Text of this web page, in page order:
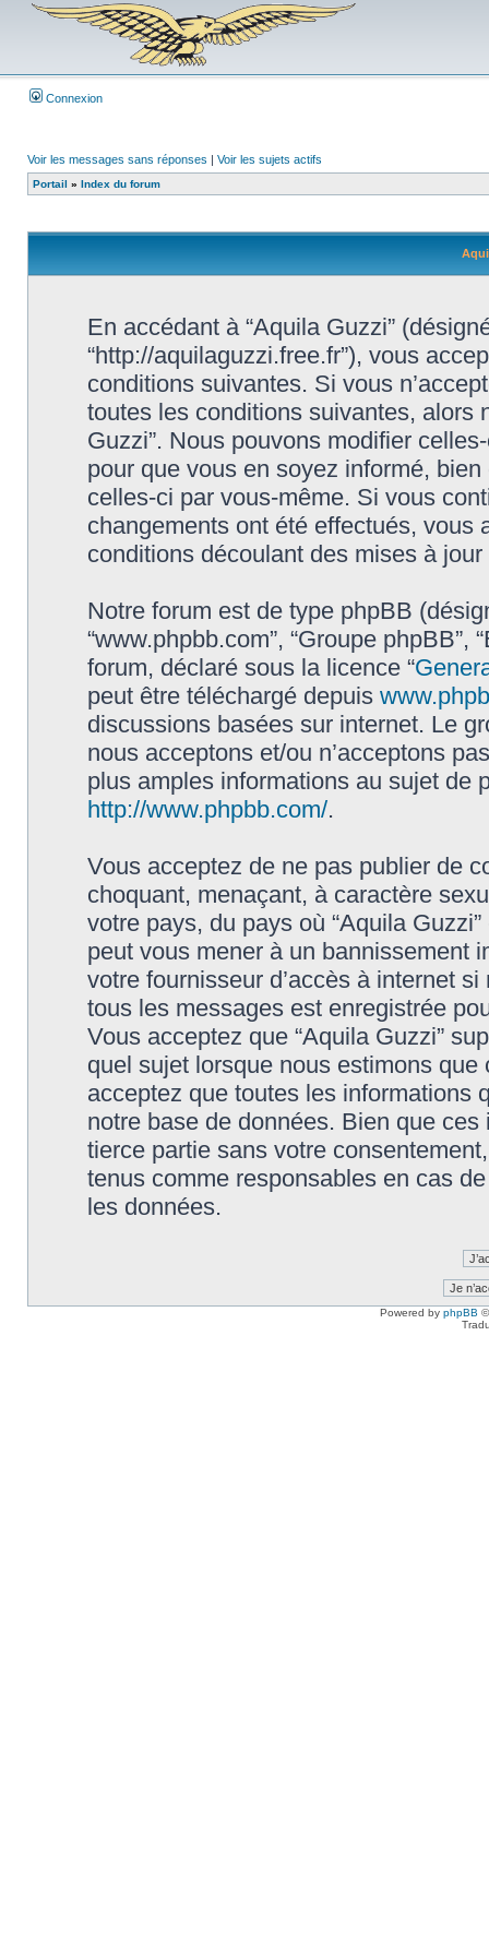
Connexion
Voir les messages sans réponses | Voir les sujets actifs
Portail » Index du forum
En accédant à “Aquila Guzzi”
“http://aquilaguzzi.free.fr”), vous
conditions suivantes. Si vous
toutes les conditions suivantes, alors
Guzzi”. Nous pouvons modifier
pour que vous en soyez informé,
celles-ci par vous-même. Si vous
changements ont été effectués, vous
conditions découlant des mises à
Notre forum est de type phpBB
“www.phpbb.com”, “Groupe
forum, déclaré sous la licence “
peut être téléchargé depuis
discussions basées sur internet. Le
nous acceptons et/ou n’acceptons
plus amples informations au sujet de
http://www.phpbb.com/.
Vous acceptez de ne pas publier de
choquant, menaçant, à caractère
votre pays, du pays où “Aquila
peut vous mener à un bannissement
votre fournisseur d’accès à internet
tous les messages est enregistrée
Vous acceptez que “Aquila Guzzi”
quel sujet lorsque nous estimons
acceptez que toutes les informations
notre base de données. Bien que
tierce partie sans votre
tenus comme responsables en cas
les données.
Powered by phpBB